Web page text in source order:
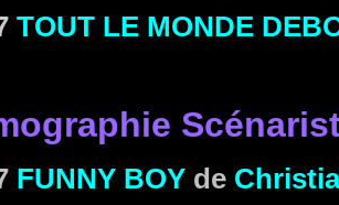
TOUT LE MONDE
FUNNY BOY de